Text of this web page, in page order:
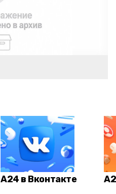
А24 в Вконтакте